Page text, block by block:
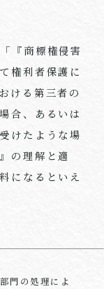
『商標権侵害
権利者保護に
ける第三者の
合、あるいは
けたような場
の理解と適
になるといえ
門の処理によ